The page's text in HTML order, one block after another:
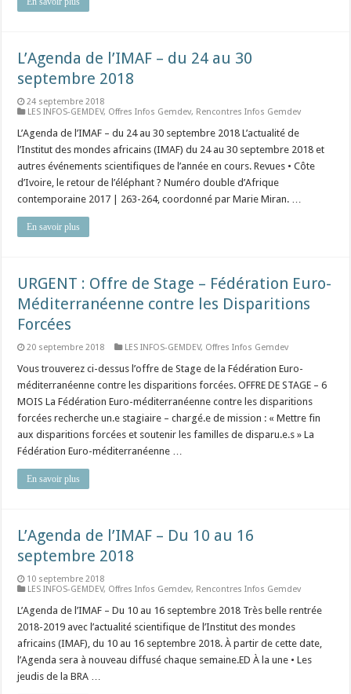
L’Agenda de l’IMAF – du 24 au 30
septembre 2018
24 septembre 2018
LES INFOS-GEMDEV, Offres Infos Gemdev, Rencontres Infos Gemdev
L’Agenda de l’IMAF – du 24 au 30 septembre 2018 L’actualité de
l’Institut des mondes africains (IMAF) du 24 au 30 septembre 2018 et
autres événements scientifiques de l’année en cours. Revues • Côte
d’Ivoire, le retour de l’éléphant ? Numéro double d’Afrique
contemporaine 2017 | 263-264, coordonné par Marie Miran. …
En savoir plus
URGENT : Offre de Stage – Fédération Euro-
Méditerranéenne contre les Disparitions
Forcées
20 septembre 2018 LES INFOS-GEMDEV, Offres Infos Gemdev
Vous trouverez ci-dessus l’offre de Stage de la Fédération Euro-
méditerranéenne contre les disparitions forcées. OFFRE DE STAGE – 6
MOIS La Fédération Euro-méditerranéenne contre les disparitions
forcées recherche un.e stagiaire – chargé.e de mission : « Mettre fin
aux disparitions forcées et soutenir les familles de disparu.e.s » La
Fédération Euro-méditerranéenne …
En savoir plus
L’Agenda de l’IMAF – Du 10 au 16
septembre 2018
10 septembre 2018
LES INFOS-GEMDEV, Offres Infos Gemdev, Rencontres Infos Gemdev
L’Agenda de l’IMAF – Du 10 au 16 septembre 2018 Très belle rentrée
2018-2019 avec l’actualité scientifique de l’Institut des mondes
africains (IMAF), du 10 au 16 septembre 2018. À partir de cette date,
l’Agenda sera à nouveau diffusé chaque semaine.ED À la une • Les
jeudis de la BRA …